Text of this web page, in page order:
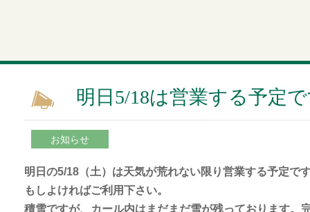
明日5/18は営業する予定
お知らせ
明日の5/18（土）は天気が荒れない限り営業する予定で
もしよければご利用下さい。
積雪ですが、カール内はまだまだ雪が残っております。